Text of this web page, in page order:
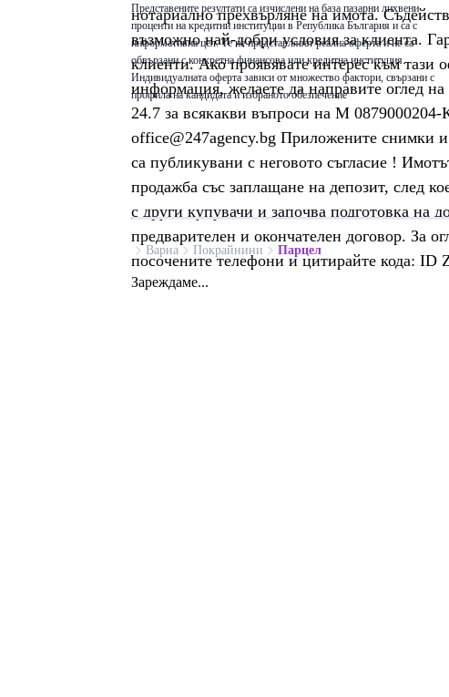
нотариално прехвърляне на имота.
възможно най-добри условия за клиента.
клиенти. Ако проявявате интерес към тази
информация, желаете да направите оглед
24.7 за всякакви въпроси на М
office@247agency.bg Приложените снимки
са публикувани с неговото съгласие !
продажба със заплащане на депозит, след
с други купувачи и започва подготовка на
предварителен и окончателен договор. За
посочените телефони и цитирайте кода: ID
Представените резултати са изчислени на база пазарни лихвени
проценти на кредитни институции в Република България и са с
информативна цел. Те не представляват реална оферта и не са
обвързани с конкретна финансова или кредитна институция.
Индивидуалната оферта зависи от множество фактори, свързани с
профила на кандидата и избраното обезпечение
Варна Покрайнини Парцел
Зареждаме...